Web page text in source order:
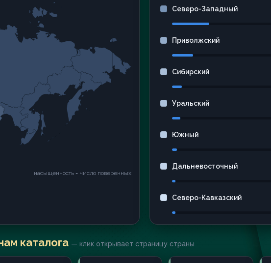
насыщенность = число поверенных
Северо-Западный
Приволжский
Сибирский
Уральский
Южный
Дальневосточный
Северо-Кавказский
каталога — клик открывает страницу страны